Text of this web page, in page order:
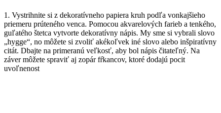
1. Vystrihnite si z dekoratívneho papiera kruh podľa vonkajšieho
priemeru prúteného venca. Pomocou akvarelových farieb a tenkého,
guľatého štetca vytvorte dekoratívny nápis. My sme si vybrali slovo
„hygge“, no môžete si zvoliť akékoľvek iné slovo alebo inšpiratívny
citát. Dbajte na primeranú veľkosť, aby bol nápis čitateľný. Na
záver môžete spraviť aj zopár fŕkancov, ktoré dodajú pocit
uvoľnenost